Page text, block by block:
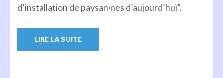
d’installation de paysan·nes d’aujourd’hui”.
LIRE LA SUITE